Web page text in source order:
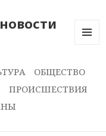
ОБЩЕСТВО
ПРОИСШЕСТВИЯ